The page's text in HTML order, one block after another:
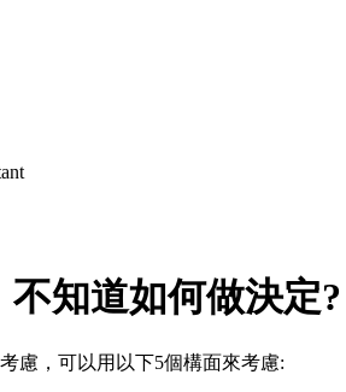
知道如何做決定?
慮，可以用以下5個構面來考慮: